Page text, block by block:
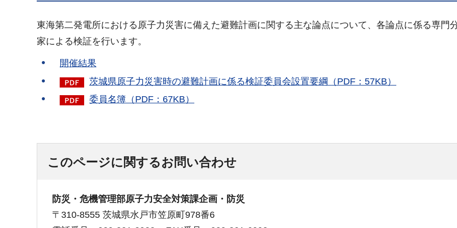
東海第二発電所における原子力災害に備えた避難計画に関する主な論点について、各論点に係る専門
家による検証を行います。
開催結果
茨城県原子力災害時の避難計画に係る検証委員会設置要綱（PDF：57KB）
委員名簿（PDF：67KB）
このページに関するお問い合わせ
防災・危機管理部原子力安全対策課企画・防災
〒310-8555 茨城県水戸市笠原町978番6